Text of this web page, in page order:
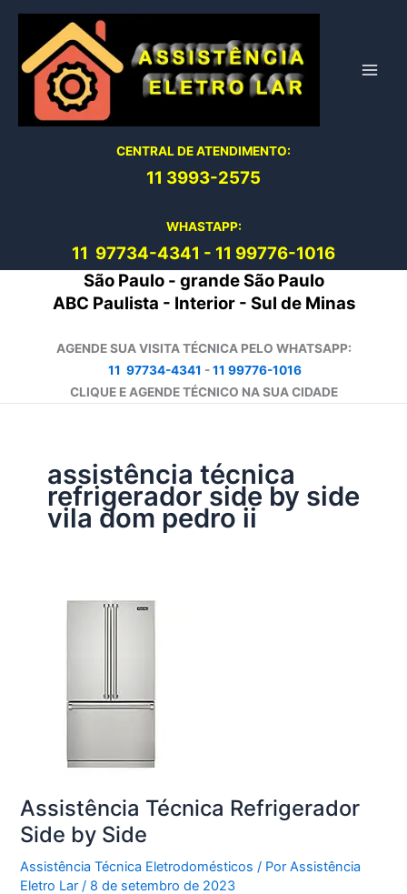
conteúdo
CENTRAL DE ATENDIMENTO:
11 3993-2575
WHASTAPP:
11 97734-4341 - 11 99776-1016
São Paulo - grande São Paulo
ABC Paulista - Interior - Sul de Minas
AGENDE SUA VISITA TÉCNICA PELO WHATSAPP:
11 97734-4341 -11 99776-1016
CLIQUE E AGENDE TÉCNICO NA SUA CIDADE
assistência técnica
refrigerador side by side
vila dom pedro ii
Assistência Técnica Refrigerador
Side by Side
Assistência Técnica Eletrodomésticos / PorAssistência
Eletro Lar/ 8 de setembro de 2023